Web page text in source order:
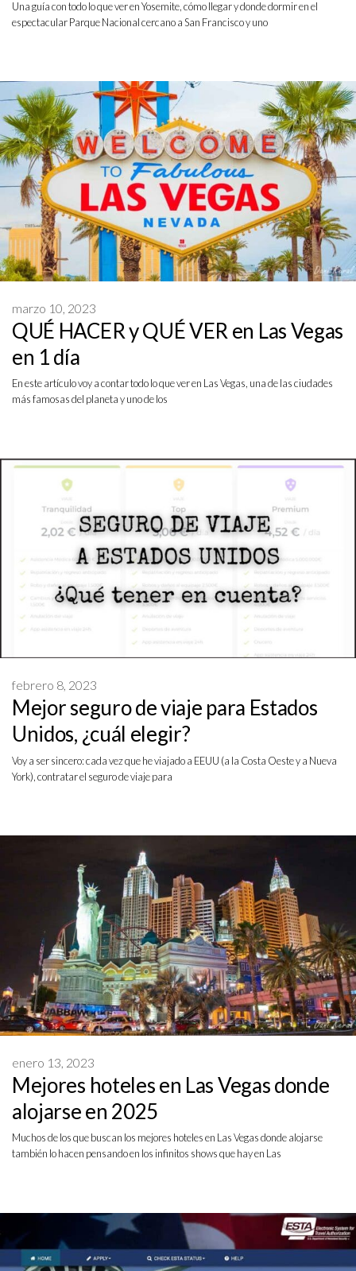
Una guía con todo lo que ver en Yosemite, cómo llegar y donde dormir en el
espectacular Parque Nacional cercano a San Francisco y uno
QUÉ HACER y QUÉ VER en Las Vegas
en 1 día
marzo 10, 2023
En este artículo voy a contar todo lo que ver en Las Vegas, una de las ciudades
más famosas del planeta y uno de los
Mejor seguro de viaje para Estados
Unidos, ¿cuál elegir?
febrero 8, 2023
Voy a ser sincero: cada vez que he viajado a EEUU (a la Costa Oeste y a Nueva
York), contratar el seguro de viaje para
Mejores hoteles en Las Vegas donde
alojarse en 2025
enero 13, 2023
Muchos de los que buscan los mejores hoteles en Las Vegas donde alojarse
también lo hacen pensando en los infinitos shows que hay en Las